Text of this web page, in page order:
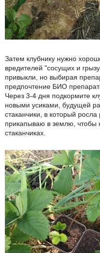
Затем клубнику нужно
вредителей "сосущих и
привыкли, но выбирая
предпочтение БИО
Через 3-4 дня подкормите
новыми усиками, будущей
стаканчики, в который
прикапываю в землю, чтобы
стаканчиках.